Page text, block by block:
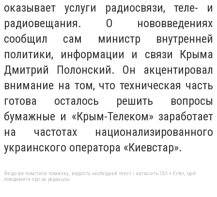
оказывает услуги радиосвязи, теле- и
радиовещания. О нововведениях
сообщил сам министр внутренней
политики, информации и связи Крыма
Дмитрий Полонский. Он акцентировал
внимание на том, что техническая часть
готова осталось решить вопросы
бумажные и «Крым-Телеком» заработает
на частотах национализированного
украинского оператора «Киевстар».
Якщо ви помітили помилку, виділіть необхідний текст і натисніть Ctrl + Enter, щоб
повідомити про це редакцію